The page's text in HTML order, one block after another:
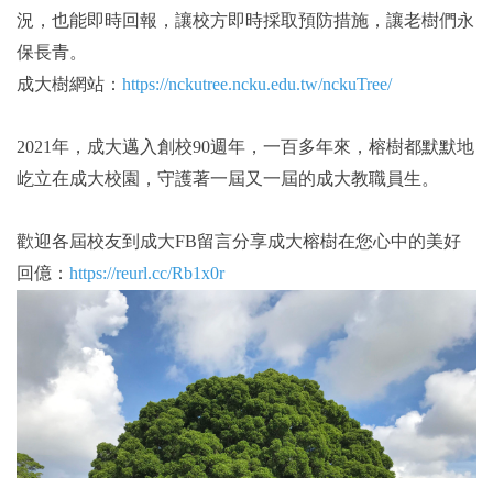
況，也能即時回報，讓校方即時採取預防措施，讓老樹們永
保長青。
成大樹網站： https://nckutree.ncku.edu.tw/nckuTree/
2021年，成大邁入創校90週年，一百多年來，榕樹都默默地
屹立在成大校園，守護著一屆又一屆的成大教職員生。
歡迎各屆校友到成大FB留言分享成大榕樹在您心中的美好
回億： https://reurl.cc/Rb1x0r